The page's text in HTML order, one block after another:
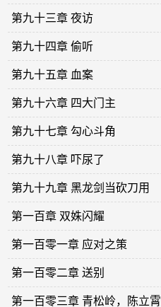
第九十三章 夜访
第九十四章 偷听
第九十五章 血案
第九十六章 四大门主
第九十七章 勾心斗角
第九十八章 吓尿了
第九十九章 黑龙剑当砍刀用
第一百章 双姝闪耀
第一百零一章 应对之策
第一百零二章 送别
第一百零三章 青松岭，陈立霄